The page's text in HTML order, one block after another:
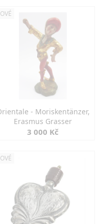
- Moriskentänzer,
Erasmus Grasser
3 000 Kč